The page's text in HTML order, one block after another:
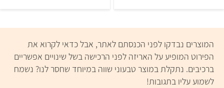
אורגניים וללא רכיבים שעברו
הנדסה גנטית. הם נמכרים
בעיקר בחנויות טבע.
הראשונה של החטיף יוצרה
כבר ב-1984, וכיום הוא נמכר
ביותר מ-40 מדינות. את
החטיפים של קורני ניתן
המוצרים נבדקו לפני הכנסתם לאתר, אבל כדאי לקרוא את
הפירוט המופיע על האריזה לפני הרכישה בשל שינויים אפשריים
ברכיבים. נתקלת במוצר טבעוני שווה במיוחד שחסר לנו? נשמח
לשמוע עליו בתגובות!